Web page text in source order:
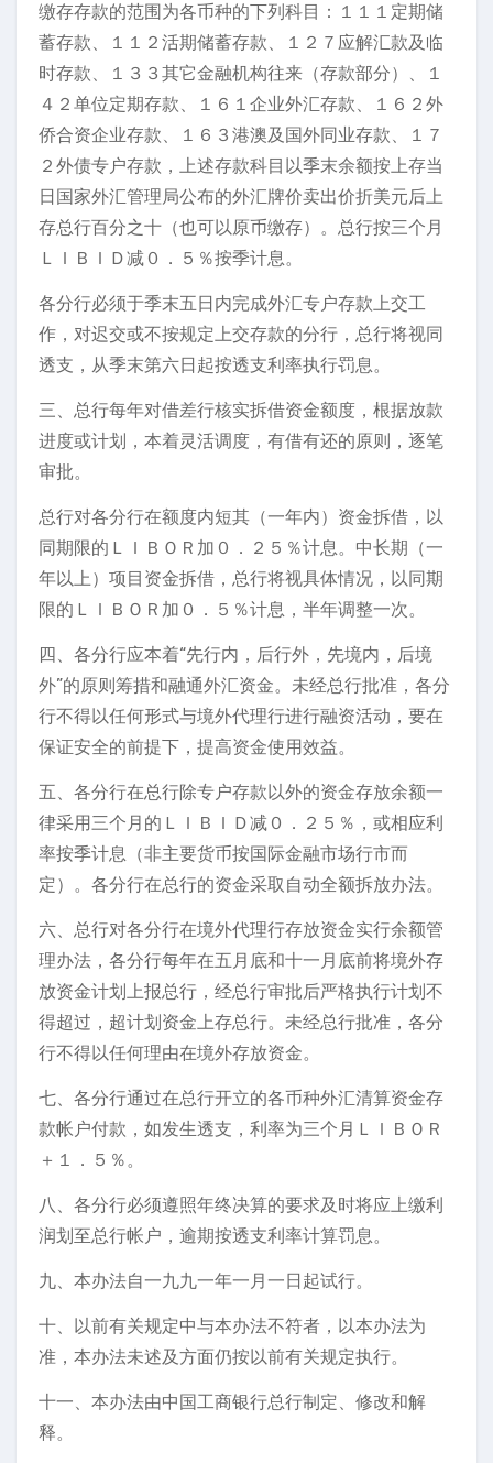
缴存存款的范围为各币种的下列科目：１１１定期储
蓄存款、１１２活期储蓄存款、１２７应解汇款及临
时存款、１３３其它金融机构往来（存款部分）、１
４２单位定期存款、１６１企业外汇存款、１６２外
侨合资企业存款、１６３港澳及国外同业存款、１７
２外债专户存款，上述存款科目以季末余额按上存当
日国家外汇管理局公布的外汇牌价卖出价折美元后上
存总行百分之十（也可以原币缴存）。总行按三个月
ＬＩＢＩＤ减０．５％按季计息。
各分行必须于季末五日内完成外汇专户存款上交工
作，对迟交或不按规定上交存款的分行，总行将视同
透支，从季末第六日起按透支利率执行罚息。
三、总行每年对借差行核实拆借资金额度，根据放款
进度或计划，本着灵活调度，有借有还的原则，逐笔
审批。
总行对各分行在额度内短其（一年内）资金拆借，以
同期限的ＬＩＢＯＲ加０．２５％计息。中长期（一
年以上）项目资金拆借，总行将视具体情况，以同期
限的ＬＩＢＯＲ加０．５％计息，半年调整一次。
四、各分行应本着“先行内，后行外，先境内，后境
外”的原则筹措和融通外汇资金。未经总行批准，各分
行不得以任何形式与境外代理行进行融资活动，要在
保证安全的前提下，提高资金使用效益。
五、各分行在总行除专户存款以外的资金存放余额一
律采用三个月的ＬＩＢＩＤ减０．２５％，或相应利
率按季计息（非主要货币按国际金融市场行市而
定）。各分行在总行的资金采取自动全额拆放办法。
六、总行对各分行在境外代理行存放资金实行余额管
理办法，各分行每年在五月底和十一月底前将境外存
放资金计划上报总行，经总行审批后严格执行计划不
得超过，超计划资金上存总行。未经总行批准，各分
行不得以任何理由在境外存放资金。
七、各分行通过在总行开立的各币种外汇清算资金存
款帐户付款，如发生透支，利率为三个月ＬＩＢＯＲ
＋１．５％。
八、各分行必须遵照年终决算的要求及时将应上缴利
润划至总行帐户，逾期按透支利率计算罚息。
九、本办法自一九九一年一月一日起试行。
十、以前有关规定中与本办法不符者，以本办法为
准，本办法未述及方面仍按以前有关规定执行。
十一、本办法由中国工商银行总行制定、修改和解
释。